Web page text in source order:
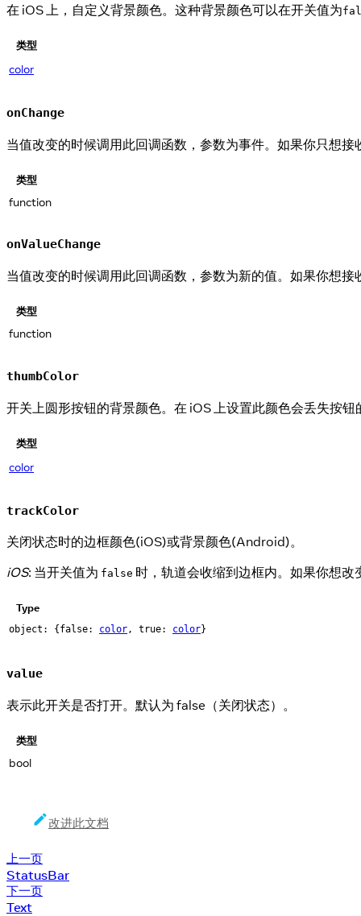
在 iOS 上，自定义背景颜色。这种背景颜色可以在开关值为
类型
color
onChange
当值改变的时候调用此回调函数，参数为事件。如果你只想
类型
function
onValueChange
当值改变的时候调用此回调函数，参数为新的值。如果你想
类型
function
thumbColor
开关上圆形按钮的背景颜色。在 iOS 上设置此颜色会丢失按钮
类型
color
trackColor
关闭状态时的边框颜色(iOS)或背景颜色(Android)。
iOS: 当开关值为 false 时，轨道会收缩到边框内。如果你想
Type
object: {false: color, true: color}
value
表示此开关是否打开。默认为 false（关闭状态）。
类型
bool
改进此文档
上一页
StatusBar
下一页
Text